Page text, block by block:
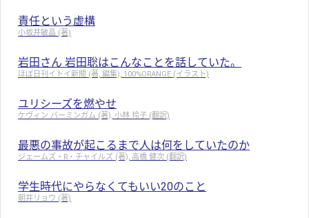
責任という虚構
小坂井敏晶 (著)
岩田さん 岩田聡はこんなことを話していた。
ほぼ日刊イトイ新聞 (著, 編集), 100%ORANGE (イラスト)
ユリシーズを燃やせ
ケヴィン バーミンガム (著), 小林 玲子 (翻訳)
最悪の事故が起こるまで人は何をしていたのか
ジェームズ・R・チャイルズ (著), 高橋 健次 (翻訳)
学生時代にやらなくてもいい20のこと
朝井リョウ (著)